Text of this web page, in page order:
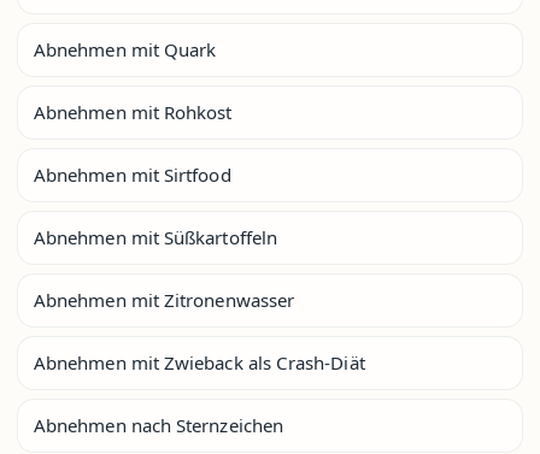
Abnehmen mit Quark
Abnehmen mit Rohkost
Abnehmen mit Sirtfood
Abnehmen mit Süßkartoffeln
Abnehmen mit Zitronenwasser
Abnehmen mit Zwieback als Crash-Diät
Abnehmen nach Sternzeichen